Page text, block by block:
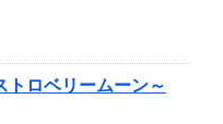
トロベリームーン～